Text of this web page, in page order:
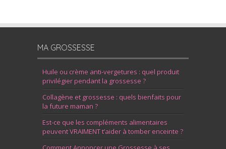
MA GROSSESSE
Huile ou crème anti-vergetures : quel produit
privilégier pendant la grossesse ?
Collagène et grossesse : quels bienfaits pour
la future maman ?
Est-ce que les compléments alimentaires
peuvent VRAIMENT t’aider à tomber enceinte ?